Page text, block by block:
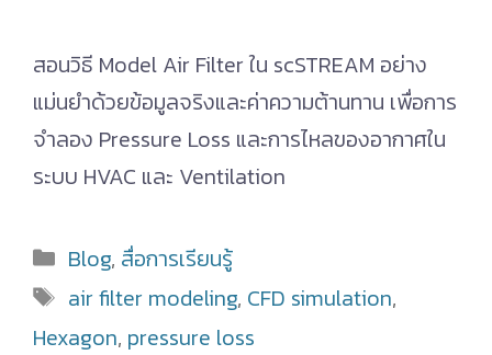
สอนวิธี Model Air Filter ใน scSTREAM อย่าง
แม่นยำด้วยข้อมูลจริงและค่าความต้านทาน เพื่อการ
จำลอง Pressure Loss และการไหลของอากาศใน
ระบบ HVAC และ Ventilation
Categories
Blog, สื่อการเรียนรู้
Tags
air filter modeling, CFD simulation,
Hexagon, pressure loss